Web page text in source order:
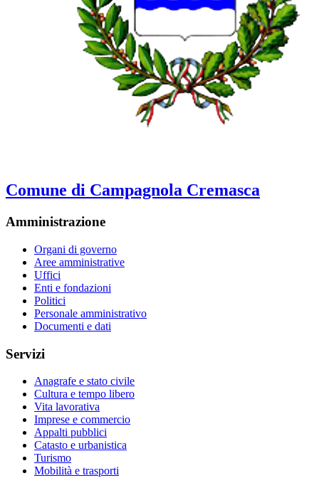
Comune di Campagnola Cremasca
Amministrazione
Organi di governo
Aree amministrative
Uffici
Enti e fondazioni
Politici
Personale amministrativo
Documenti e dati
Servizi
Anagrafe e stato civile
Cultura e tempo libero
Vita lavorativa
Imprese e commercio
Appalti pubblici
Catasto e urbanistica
Turismo
Mobilità e trasporti